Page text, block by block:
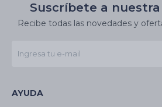
Suscríbete a
Recibe todas las novedades y
AYUDA